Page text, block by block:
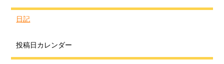
日記
投稿日カレンダー